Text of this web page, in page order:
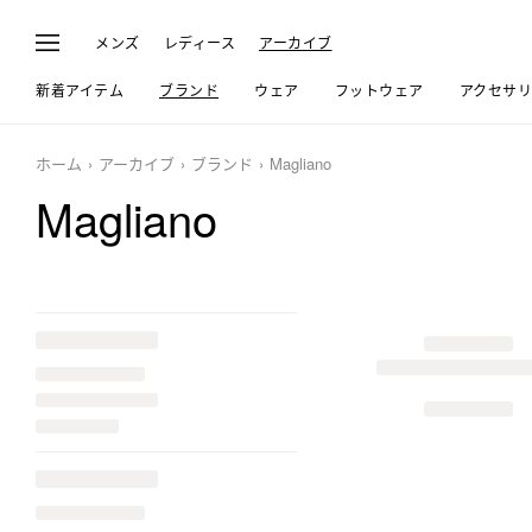
メンズ レディース アーカイブ
新着アイテム ブランド ウェア フットウェア アクセサ
ホーム アーカイブ ブランド Magliano
Magliano